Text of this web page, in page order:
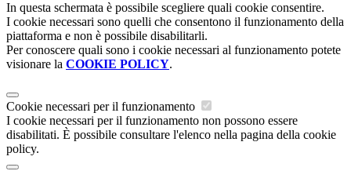
In questa schermata è possibile scegliere quali cookie consentire.
I cookie necessari sono quelli che consentono il funzionamento della
piattaforma e non è possibile disabilitarli.
Per conoscere quali sono i cookie necessari al funzionamento potete
visionare la COOKIE POLICY.
Cookie necessari per il funzionamento
I cookie necessari per il funzionamento non possono essere
disabilitati. È possibile consultare l'elenco nella pagina della cookie
policy.